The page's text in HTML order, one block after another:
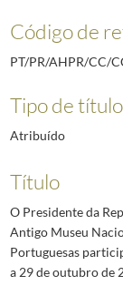
Código de
PT/PR/AHPR/CC/
Tipo de título
Atribuído
Título
O Presidente da
Antigo Museu
Portuguesas
a 29 de outubro de